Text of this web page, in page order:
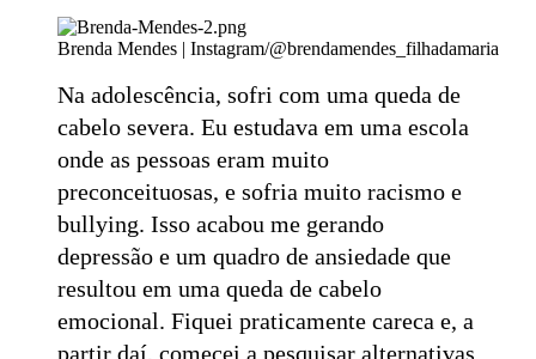
Brenda Mendes | Instagram/@brendamendes_filhadamaria
Na adolescência, sofri com uma queda de
cabelo severa. Eu estudava em uma escola
onde as pessoas eram muito
preconceituosas, e sofria muito racismo e
bullying. Isso acabou me gerando
depressão e um quadro de ansiedade que
resultou em uma queda de cabelo
emocional. Fiquei praticamente careca e, a
partir daí, comecei a pesquisar alternativas